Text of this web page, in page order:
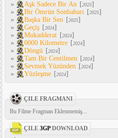
»
Aşk Sadece Bir An [2025]
»
Bir Ömrün Sonbaharı [2025]
»
Başka Bir Sen [2025]
»
Geçiş [2024]
»
Mukadderat [2024]
»
0000 Kilometre [2024]
»
Döngü [2024]
»
Tam Bir Centilmen [2024]
»
Sevmek Yüzünden [2024]
»
Yüzleşme [2024]
ÇILE FRAGMANI
Bu Filme Fragman Eklenmemiş...
ÇILE 3GP DOWNLOAD